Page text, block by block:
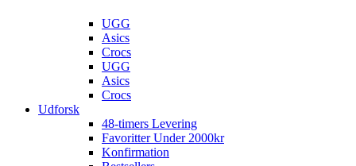
UGG
Asics
Crocs
UGG
Asics
Crocs
Udforsk
48-timers Levering
Favoritter Under 2000kr
Konfirmation